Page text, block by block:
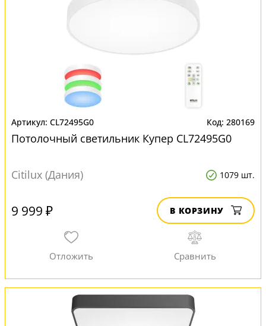
CL72495G0 280169
Потолочный светильник Купер CL72495G0
Citilux (Дания) 1079 шт.
9 999 ₽ В КОРЗИНУ